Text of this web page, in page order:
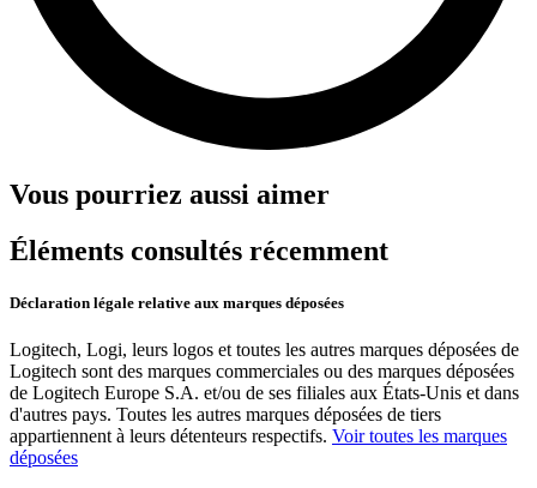
Vous pourriez aussi aimer
Éléments consultés récemment
Déclaration légale relative aux marques déposées
Logitech, Logi, leurs logos et toutes les autres marques déposées de
Logitech sont des marques commerciales ou des marques déposées
de Logitech Europe S.A. et/ou de ses filiales aux États-Unis et dans
d'autres pays. Toutes les autres marques déposées de tiers
appartiennent à leurs détenteurs respectifs. Voir toutes les marques
déposées